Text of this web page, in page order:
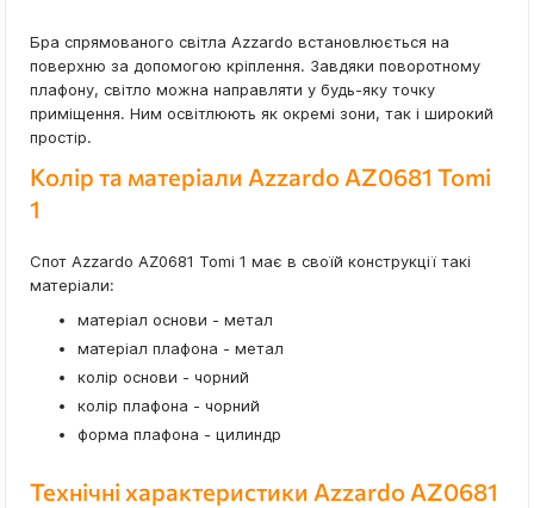
Бра спрямованого світла Azzardo встановлюється на
поверхню за допомогою кріплення. Завдяки поворотному
плафону, світло можна направляти у будь-яку точку
приміщення. Ним освітлюють як окремі зони, так і широкий
простір.
Колір та матеріали Azzardo AZ0681 Tomi
1
Спот Azzardo AZ0681 Tomi 1 має в своїй конструкції такі
матеріали:
матеріал основи - метал
матеріал плафона - метал
колір основи - чорний
колір плафона - чорний
форма плафона - цилиндр
Технічні характеристики Azzardo AZ0681